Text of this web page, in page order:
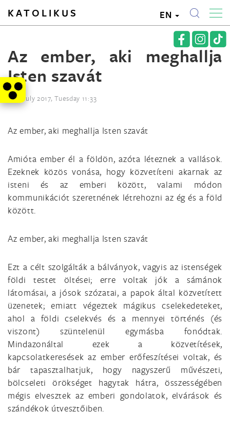
KATOLIKUS EN
Az ember, aki meghallja
Isten szavát
11th July 2017, Tuesday 11:33
Az ember, aki meghallja Isten szavát
Amióta ember él a földön, azóta léteznek a vallások.
Ezeknek közös vonása, hogy közvetíteni akarnak az
isteni és az emberi között, valami módon
kommunikációt szeretnének létrehozni az ég és a föld
között.
Az ember, aki meghallja Isten szavát
Ezt a célt szolgálták a bálványok, vagyis az istenségek
földi testet öltései; erre voltak jók a sámánok
látomásai, a jósok szózatai, a papok által közvetített
üzenetek; emiatt végeztek mágikus cselekedeteket,
ahol a földi cselekvés és a mennyei történés (és
viszont) szüntelenül egymásba fonódtak.
Mindazonáltal ezek a közvetítések,
kapcsolatkeresések az ember erőfeszítései voltak, és
bár tapasztalhatjuk, hogy nagyszerű művészeti,
bölcseleti örökséget hagytak hátra, összességében
mégis elvesztek az emberi gondolatok, elvárások és
szándékok útvesztőiben.